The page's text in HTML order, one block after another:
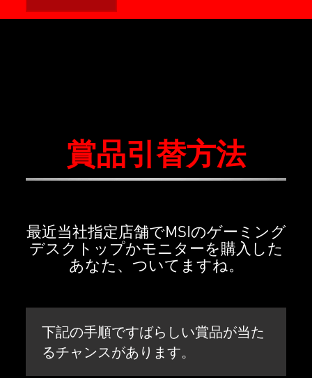
賞品引替方法
最近当社指定店舗でMSIのゲーミング
デスクトップかモニターを購入した
あなた、ついてますね。
下記の手順ですばらしい賞品が当た
るチャンスがあります。